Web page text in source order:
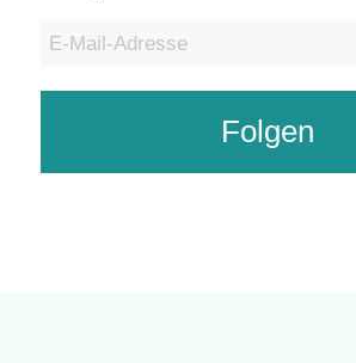
E-
Folgen